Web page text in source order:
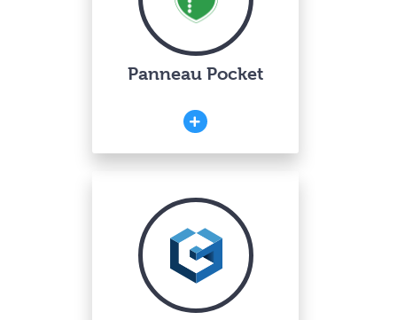
Panneau Pocket